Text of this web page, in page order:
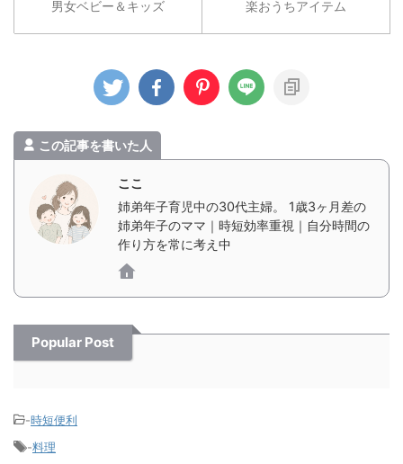
男女ベビー＆キッズ 楽おうちアイテム
この記事を書いた人
ここ
姉弟年子育児中の30代主婦。 1歳3ヶ月差の
姉弟年子のママ｜時短効率重視｜自分時間の
作り方を常に考え中
Popular Post
-時短便利
-料理